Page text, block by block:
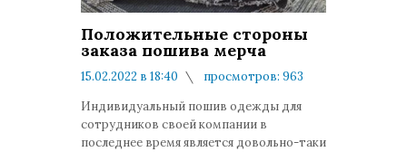
Положительные стороны
заказа пошива мерча
15.02.2022 в 18:40
просмотров: 963
Индивидуальный пошив одежды для
сотрудников своей компании в
последнее время является довольно-таки